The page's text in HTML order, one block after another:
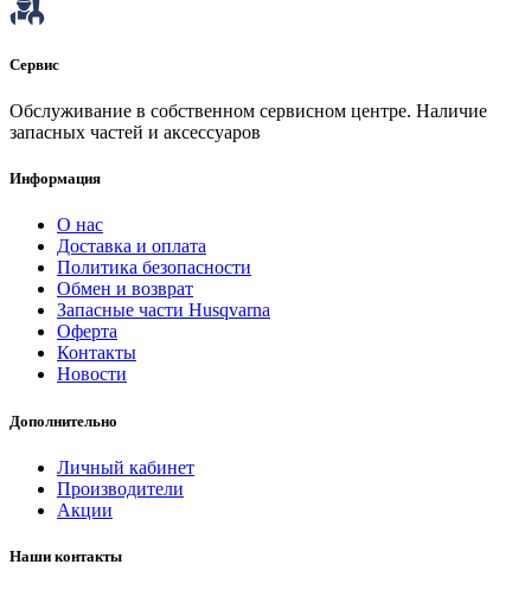
Сервис
Обслуживание в собственном сервисном центре. Наличие
запасных частей и аксессуаров
Информация
О нас
Доставка и оплата
Политика безопасности
Обмен и возврат
Запасные части Husqvarna
Оферта
Контакты
Новости
Дополнительно
Личный кабинет
Производители
Акции
Наши контакты